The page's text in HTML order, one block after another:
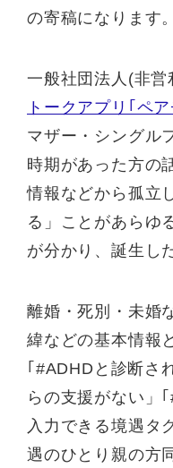
の寄稿になります。
一般社団法人(非営
トークアプリ｢ペア
マザー・シングル
時期があった方の
情報などから孤立
る」ことがあらゆ
が分かり、誕生し
離婚・死別・未婚
緯などの基本情報
｢#ADHDと診断さ
らの支援がない」
入力できる境遇タ
遇のひとり親の方